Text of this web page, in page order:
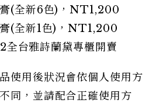
(全新6色)，NT1,200
(全新1色)，NT1,200
全台雅詩蘭黛專櫃開賣
使用後狀況會依個人使用方
同，並請配合正確使用方